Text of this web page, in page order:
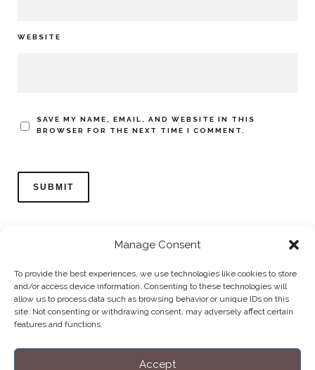
Manage Consent
To provide the best experiences, we use technologies like cookies to store
and/or access device information. Consenting to these technologies will
allow us to process data such as browsing behavior or unique IDs on this
site. Not consenting or withdrawing consent, may adversely affect certain
features and functions.
Accept
WEBSITE
SAVE MY NAME, EMAIL, AND WEBSITE IN THIS
BROWSER FOR THE NEXT TIME I COMMENT.
Home
Datenschutzerklärung
Impressum
Cookie Policy (EU)